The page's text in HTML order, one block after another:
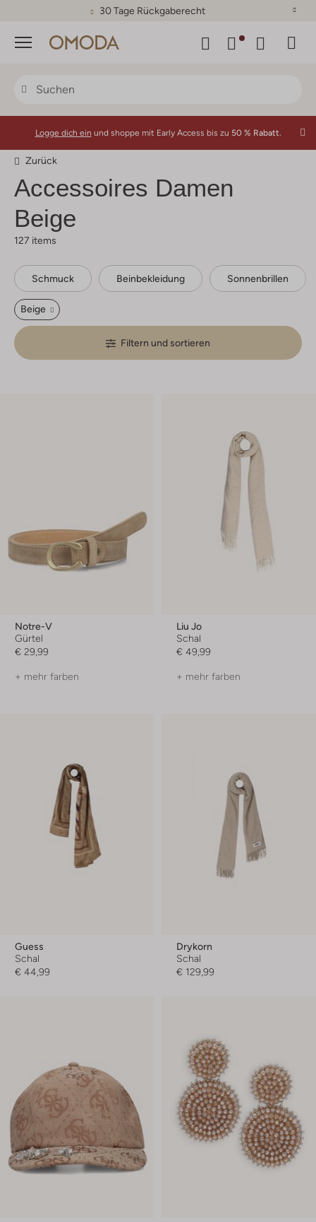
30 Tage Rückgaberecht
Menü
Logge dich ein und shoppe mit Early Access bis zu 50 % Rabatt.
Zurück
Accessoires Damen
Beige
127 items
Schmuck Beinbekleidung Sonnenbrillen
Beige
Filtern und sortieren
Notre-V
Gürtel
€ 29,99
+ mehr farben
Liu Jo
Schal
€ 49,99
+ mehr farben
Guess
Schal
€ 44,99
Drykorn
Schal
€ 129,99